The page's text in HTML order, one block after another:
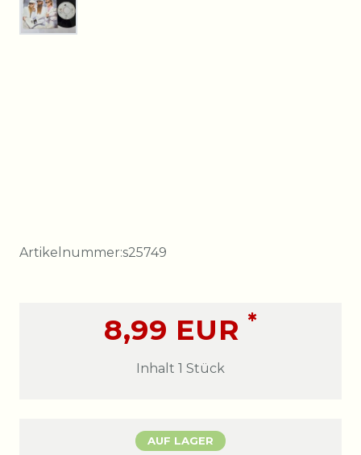
Artikelnummer:s25749
8,99 EUR *
Inhalt 1 Stück
AUF LAGER